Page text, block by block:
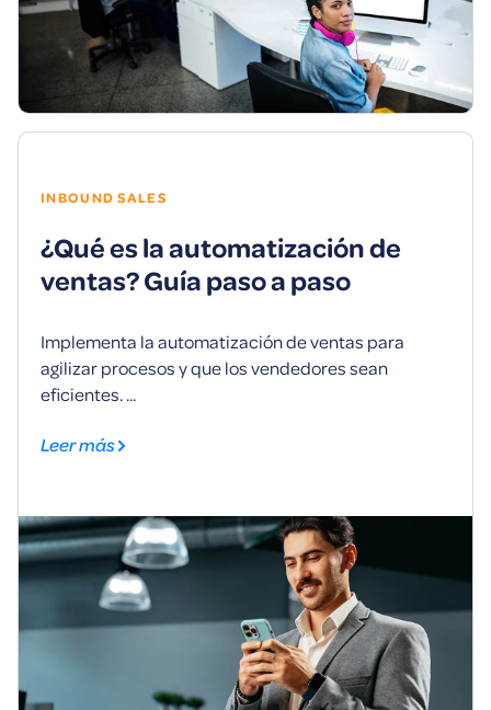
INBOUND SALES
¿Qué es la automatización de
ventas? Guía paso a paso
Implementa la automatización de ventas para
agilizar procesos y que los vendedores sean
eficientes. ...
Leer más